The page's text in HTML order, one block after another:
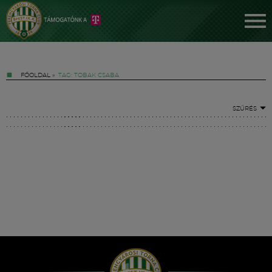
FŐOLDAL » TAG: TOBAK CSABA
SZŰRÉS
Hírek